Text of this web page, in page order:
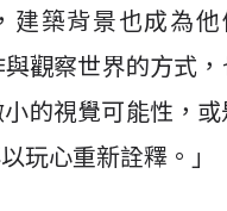
建築背景也成為
觀察世界的方式
的視覺可能性，
玩心重新詮釋。」